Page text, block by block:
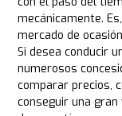
mecánicamente.
mercado de
Si desea conducir
numerosos
comparar precios,
conseguir una gran